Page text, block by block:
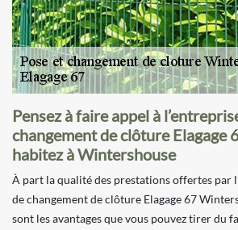
Pensez à faire appel à
changement de clôture Elagage
habitez à Wintershouse
À part la qualité des prestations offertes par
de changement de clôture Elagage 67
sont les avantages que vous pouvez tirer du